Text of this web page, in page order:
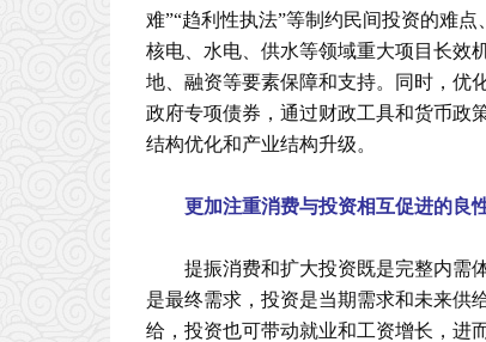
难”“趋利性执法”等制约民间投资的难
核电、水电、供水等领域重大项目长效
地、融资等要素保障和支持。同时，优
政府专项债券，通过财政工具和货币政
结构优化和产业结构升级。
更加注重消费与投资相互促进的良
提振消费和扩大投资既是完整内需
是最终需求，投资是当期需求和未来供
给，投资也可带动就业和工资增长，进